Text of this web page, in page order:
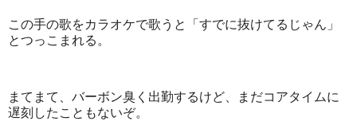
この手の歌をカラオケで歌うと「すでに抜けてるじゃん」
とつっこまれる。
まてまて、バーボン臭く出勤するけど、まだコアタイムに
遅刻したこともないぞ。